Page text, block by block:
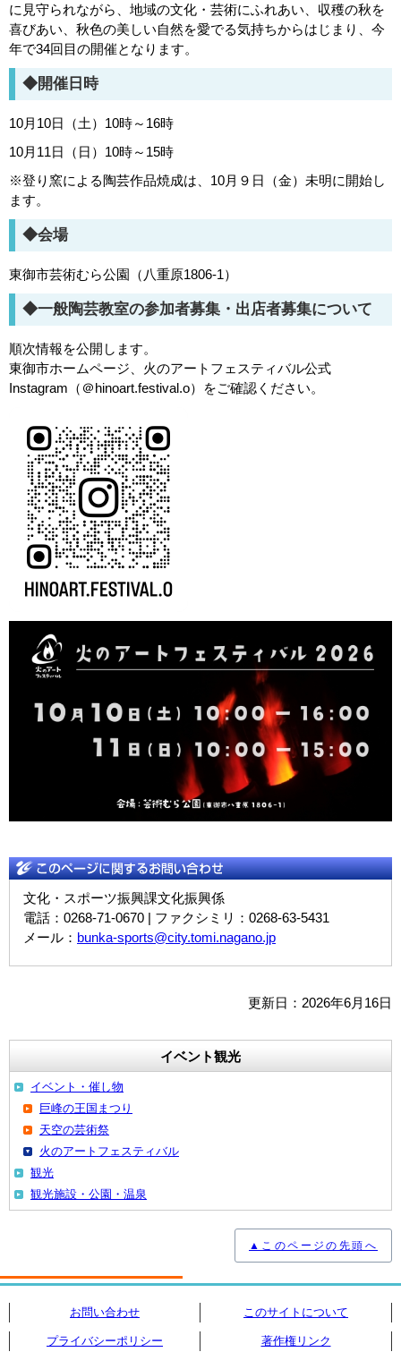
に見守られながら、地域の文化・芸術にふれあい、収穫の秋を
喜びあい、秋色の美しい自然を愛でる気持ちからはじまり、今
年で34回目の開催となります。
◆開催日時
10月10日（土）10時～16時
10月11日（日）10時～15時
※登り窯による陶芸作品焼成は、10月９日（金）未明に開始し
ます。
◆会場
東御市芸術むら公園（八重原1806-1）
◆一般陶芸教室の参加者募集・出店者募集について
順次情報を公開します。
東御市ホームページ、火のアートフェスティバル公式
Instagram（＠hinoart.festival.o）をご確認ください。
文化・スポーツ振興課文化振興係
電話：0268-71-0670 | ファクシミリ：0268-63-5431
メール： bunka-sports@city.tomi.nagano.jp
更新日：2026年6月16日
イベント観光
イベント・催し物
巨峰の王国まつり
天空の芸術祭
火のアートフェスティバル
観光
観光施設・公園・温泉
▲このページの先頭へ
お問い合わせ このサイトについて
プライバシーポリシー 著作権リンク